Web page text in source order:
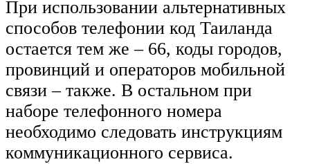
При использовании альтернативных
способов телефонии код Таиланда
остается тем же – 66, коды городов,
провинций и операторов мобильной
связи – также. В остальном при
наборе телефонного номера
необходимо следовать инструкциям
коммуникационного сервиса.